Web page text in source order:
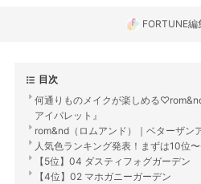
FORTUNE編
目次
何通りものメイクが楽しめる
アイパレット』
rom&nd（ロムアンド）｜ベターザン
人気色ランキング発表！まずは10位
【5位】04 ダスティフォグガーデン
【4位】02 マホガニーガーデン